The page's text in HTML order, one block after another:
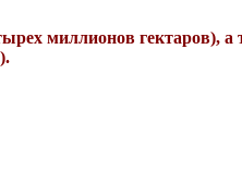
миллионов гектаров), а